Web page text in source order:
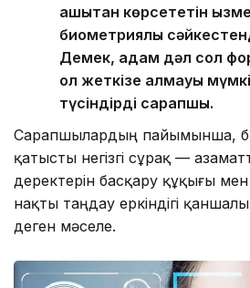
қашықтан көрсететін
биометриялық
Демек, адам дәл сол
қол жеткізе алмауы
түсіндірді сарапшы.
Сарапшылардың пайымынша,
қатысты негізгі сұрақ —
деректерін басқару құқығы
нақты таңдау еркіндігі
деген мәселе.